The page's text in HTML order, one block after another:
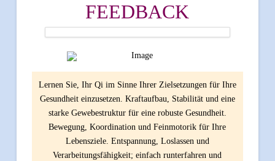
FEEDBACK
Lernen Sie, Ihr Qi im Sinne Ihrer Zielsetzungen für Ihre
Gesundheit einzusetzen. Kraftaufbau, Stabilität und eine
starke Gewebestruktur für eine robuste Gesundheit.
Bewegung, Koordination und Feinmotorik für Ihre
Lebensziele. Entspannung, Loslassen und
Verarbeitungsfähigkeit; einfach runterfahren und